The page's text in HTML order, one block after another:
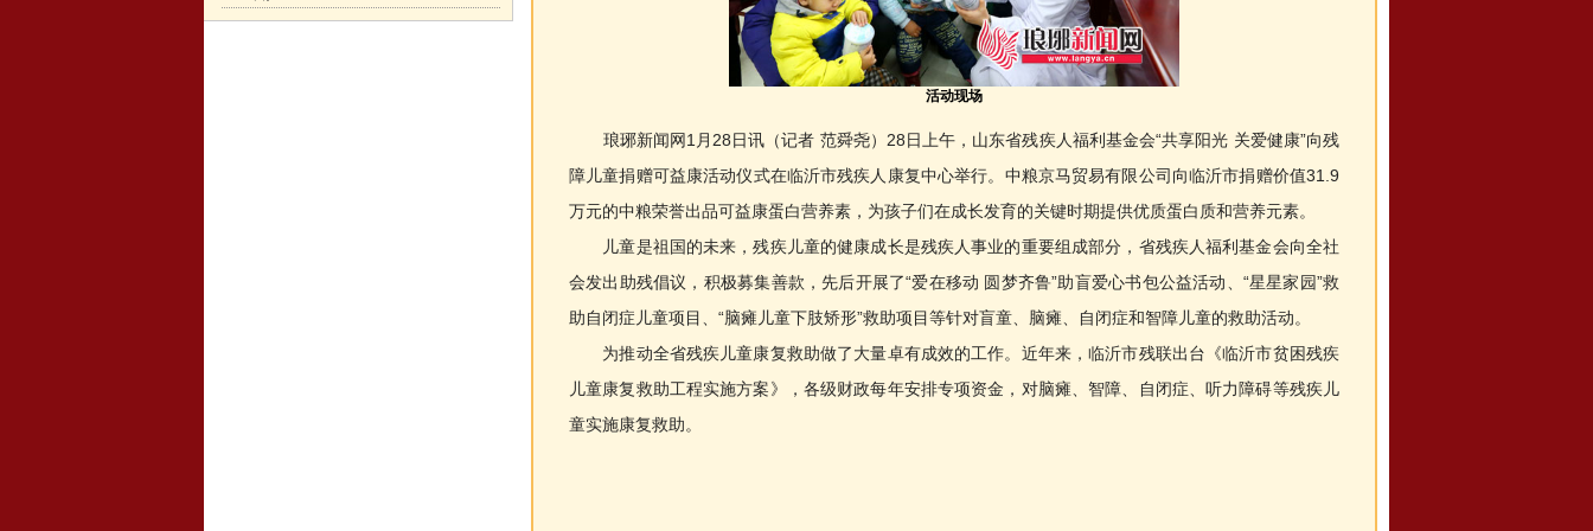
活动现场
琅琊新闻网1月28日讯（记者 范舜尧）28日上午，山东省残疾人福利基金会“共享阳光 关爱健康”向残
障儿童捐赠可益康活动仪式在临沂市残疾人康复中心举行。中粮京马贸易有限公司向临沂市捐赠价值31.9
万元的中粮荣誉出品可益康蛋白营养素，为孩子们在成长发育的关键时期提供优质蛋白质和营养元素。
儿童是祖国的未来，残疾儿童的健康成长是残疾人事业的重要组成部分，省残疾人福利基金会向全社
会发出助残倡议，积极募集善款，先后开展了“爱在移动 圆梦齐鲁”助盲爱心书包公益活动、“星星家园”救
助自闭症儿童项目、“脑瘫儿童下肢矫形”救助项目等针对盲童、脑瘫、自闭症和智障儿童的救助活动。
为推动全省残疾儿童康复救助做了大量卓有成效的工作。近年来，临沂市残联出台《临沂市贫困残疾
儿童康复救助工程实施方案》，各级财政每年安排专项资金，对脑瘫、智障、自闭症、听力障碍等残疾儿
童实施康复救助。